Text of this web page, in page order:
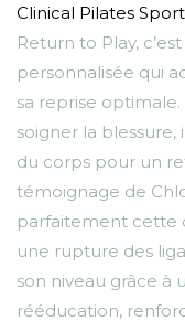
Clinical Pilates
Return to Play,
personnalisée qui
sa reprise
soigner la blessure,
du corps pour un
témoignage de
parfaitement cette
une rupture des
son niveau grâce à
rééducation,